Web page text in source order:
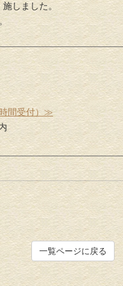
しました。
間受付）≫
一覧ページに戻る